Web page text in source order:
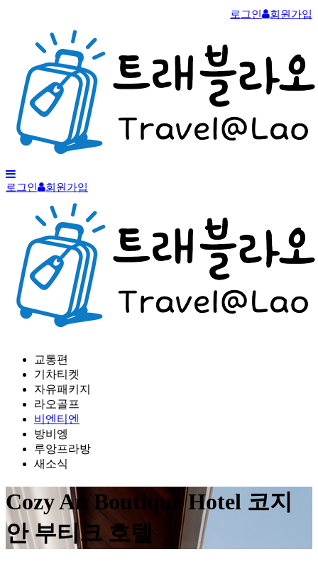
로그인 회원가입
로그인 회원가입
교통편
기차티켓
자유패키지
라오골프
비엔티엔
방비엥
루앙프라방
새소식
Cozy An Boutique Hotel 코지
안 부티크 호텔